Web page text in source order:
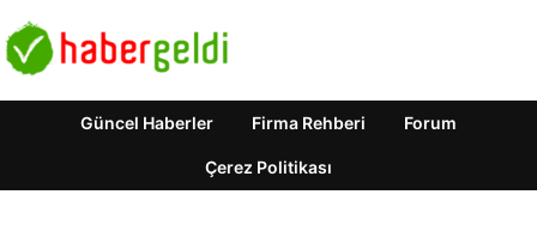
Güncel Haberler Firma Rehberi Forum
Çerez Politikası